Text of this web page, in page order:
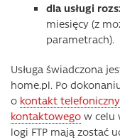
dla usługi
miesięcy (z
parametrach).
Usługa świadczona
home.pl. Po
o kontakt telefoniczny
kontaktowego w celu
logi FTP mają zostać